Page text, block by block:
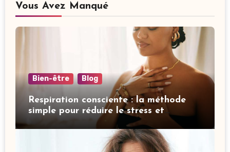
Vous Avez Manqué
Bien-être Blog
Respiration consciente : la méthode
simple pour réduire le stress et
améliorer votre sommeil